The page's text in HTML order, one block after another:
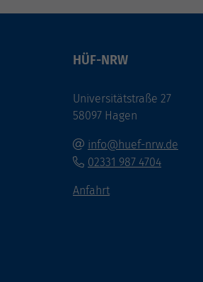
HÜF-NRW
Universitätstraße 27
58097 Hagen
info@huef-nrw.de
02331 987 4704
Anfahrt